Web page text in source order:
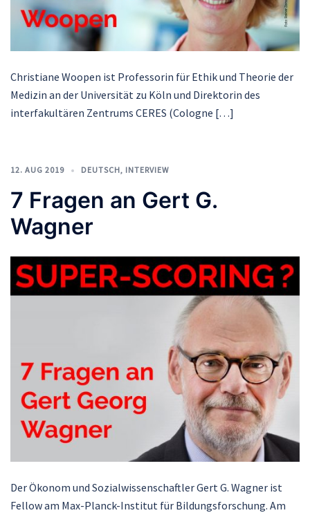
Christiane Woopen ist Professorin für Ethik und Theorie der
Medizin an der Universität zu Köln und Direktorin des
interfakultären Zentrums CERES (Cologne […]
12. AUG 2019 DEUTSCH, INTERVIEW
7 Fragen an Gert G.
Wagner
Der Ökonom und Sozialwissenschaftler Gert G. Wagner ist
Fellow am Max-Planck-Institut für Bildungsforschung. Am